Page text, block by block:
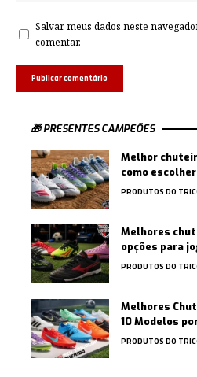
Salvar meus dados neste
comentar.
🎁 PRESENTES CAMPEÕES
Melhor
como
PRODUTOS DO
Melhores
opções para
PRODUTOS DO
Melhores
10 Modelos
PRODUTOS DO